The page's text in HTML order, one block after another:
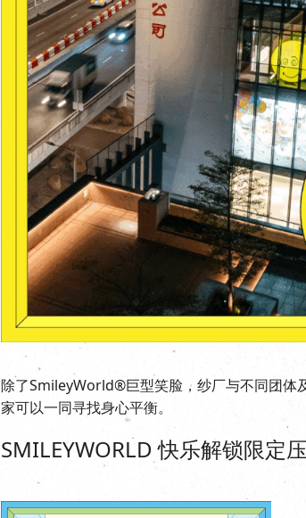
除了SmileyWorld®巨型笑脸，纱厂与不同团体
家可以一同寻找身心平衡。
SMILEYWORLD 快乐解锁限定